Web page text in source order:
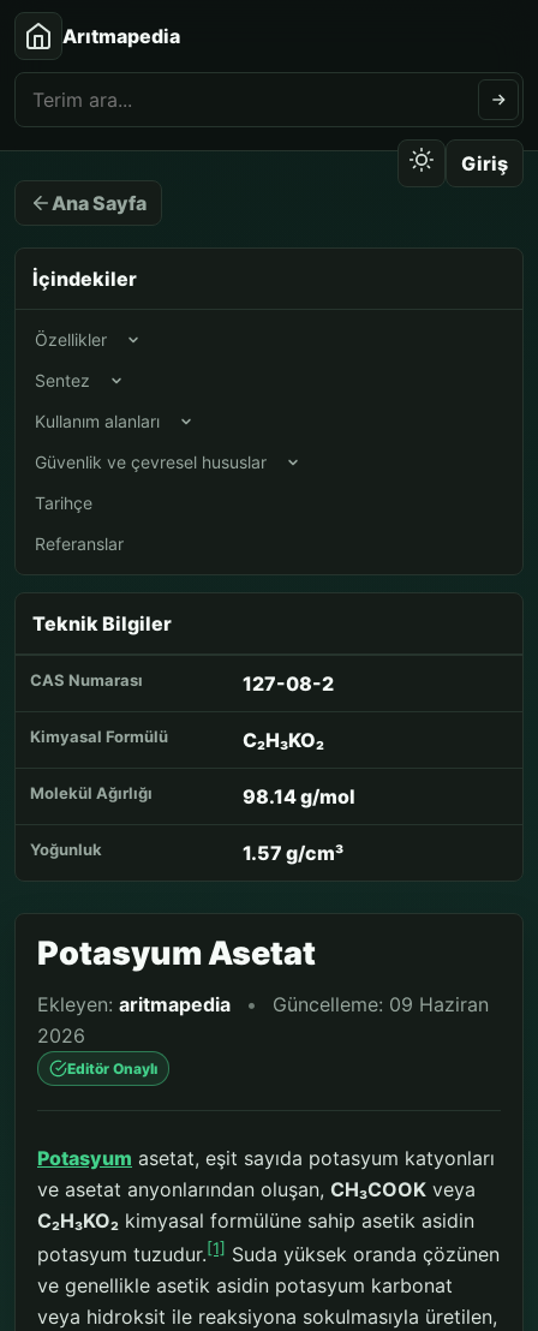
Arıtmapedia
Giriş
Ana Sayfa
İçindekiler
Özellikler
Sentez
Kullanım alanları
Güvenlik ve çevresel hususlar
Tarihçe
Referanslar
Teknik Bilgiler
CAS Numarası 127-08-2
Kimyasal Formülü C₂H₃KO₂
Molekül Ağırlığı 98.14 g/mol
Yoğunluk 1.57 g/cm³
Potasyum Asetat
Ekleyen: aritmapedia •
Güncelleme: 09 Haziran
2026
Editör Onaylı
Potasyum asetat, eşit sayıda potasyum katyonları
ve asetat anyonlarından oluşan, CH₃COOK veya
C₂H₃KO₂ kimyasal formülüne sahip asetik asidin
potasyum tuzudur.[1] Suda yüksek oranda çözünen
ve genellikle asetik asidin potasyum karbonat
veya hidroksit ile reaksiyona sokulmasıyla üretilen,